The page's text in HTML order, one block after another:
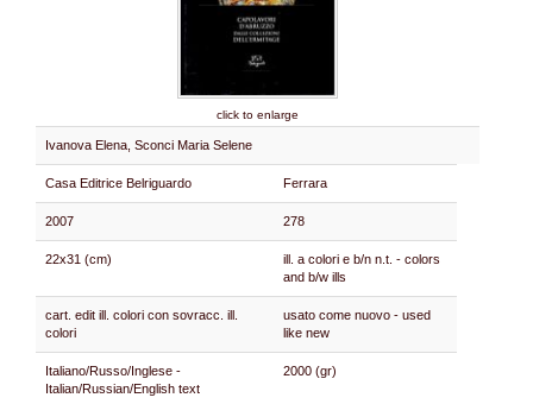
click to enlarge
Ivanova Elena, Sconci Maria Selene
Casa Editrice Belriguardo Ferrara
2007 278
22x31 (cm)
ill. a colori e b/n n.t. - colors
and b/w ills
cart. edit ill. colori con sovracc. ill.
colori
usato come nuovo - used
like new
Italiano/Russo/Inglese -
Italian/Russian/English text
2000 (gr)